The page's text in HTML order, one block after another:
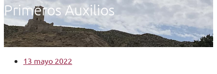
Primeros Auxilios
13 mayo 2022